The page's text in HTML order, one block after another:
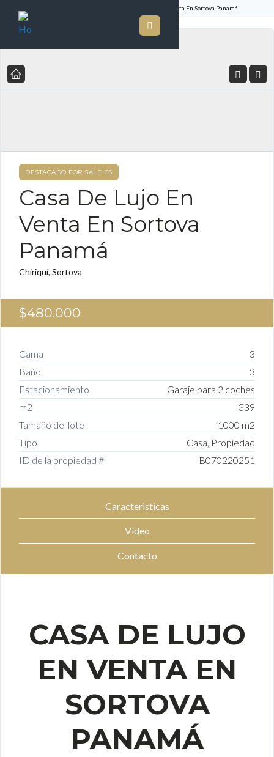
Casa De Lujo En Venta En Sortova Panamá
DESTACADO FOR SALE ES
Casa De Lujo En
Venta En Sortova
Panamá
Chiriquí, Sortova
$480.000
Cama
3
Baño
3
Estacionamiento
Garaje para 2 coches
m2
339
Tamaño del lote
1000 m2
Tipo
Casa, Propiedad
ID de la propiedad #
B070220251
Caracteristicas
Vídeo
Contacto
CASA DE LUJO
EN VENTA EN
SORTOVA
PANAMÁ